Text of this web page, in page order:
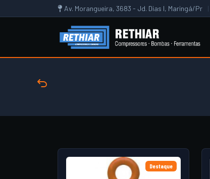
Av. Morangueira, 3683 - Jd. Dias I, Maringá/Pr |
Destaque